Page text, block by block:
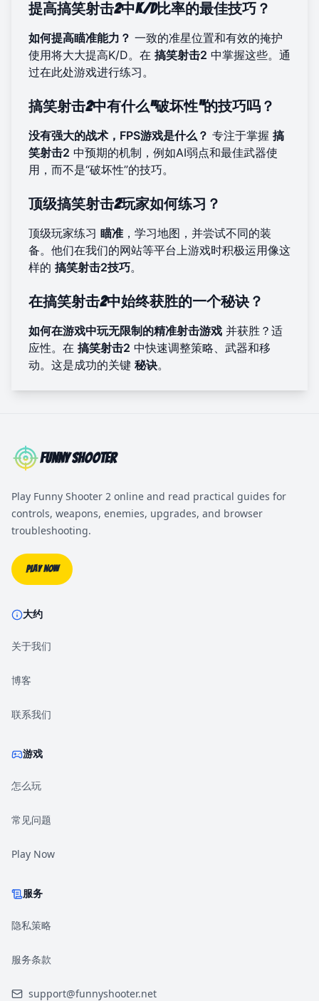
提高搞笑射击2中K/D比率的最佳技巧？
如何提高瞄准能力？ 一致的准星位置和有效的掩护
使用将大大提高K/D。在 搞笑射击2 中掌握这些。通
过在此处游戏进行练习。
搞笑射击2中有什么“破坏性”的技巧吗？
没有强大的战术，FPS游戏是什么？ 专注于掌握 搞
笑射击2 中预期的机制，例如AI弱点和最佳武器使
用，而不是“破坏性”的技巧。
顶级搞笑射击2玩家如何练习？
顶级玩家练习 瞄准 ，学习地图，并尝试不同的装
备。他们在我们的网站等平台上游戏时积极运用像这
样的 搞笑射击2技巧。
在搞笑射击2中始终获胜的一个秘诀？
如何在游戏中玩无限制的精准射击游戏 并获胜？适
应性。在 搞笑射击2 中快速调整策略、武器和移
动。这是成功的关键 秘诀。
Funny Shooter
Play Funny Shooter 2 online and read practical guides for
controls, weapons, enemies, upgrades, and browser
troubleshooting.
Play Now
大约
关于我们
博客
联系我们
游戏
怎么玩
常见问题
Play Now
服务
隐私策略
服务条款
support@funnyshooter.net